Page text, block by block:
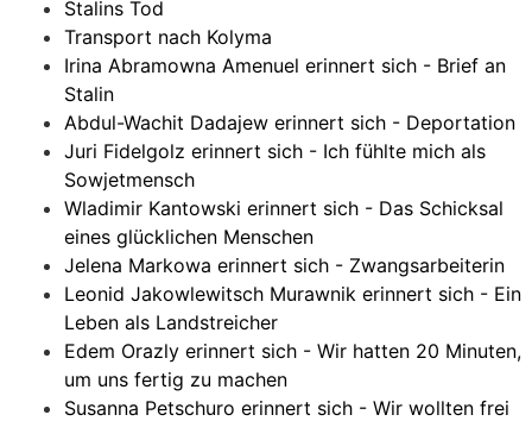
Stalins Tod
Transport nach Kolyma
Irina Abramowna Amenuel erinnert sich - Brief an
Stalin
Abdul-Wachit Dadajew erinnert sich - Deportation
Juri Fidelgolz erinnert sich - Ich fühlte mich als
Sowjetmensch
Wladimir Kantowski erinnert sich - Das Schicksal
eines glücklichen Menschen
Jelena Markowa erinnert sich - Zwangsarbeiterin
Leonid Jakowlewitsch Murawnik erinnert sich - Ein
Leben als Landstreicher
Edem Orazly erinnert sich - Wir hatten 20 Minuten,
um uns fertig zu machen
Susanna Petschuro erinnert sich - Wir wollten frei